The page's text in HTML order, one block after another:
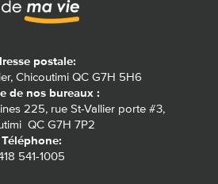
postale:
Chicoutimi QC G7H 5H6
de nos bureaux :
225, rue St-Vallier porte #3,
QC G7H 7P2
Téléphone:
541-1005